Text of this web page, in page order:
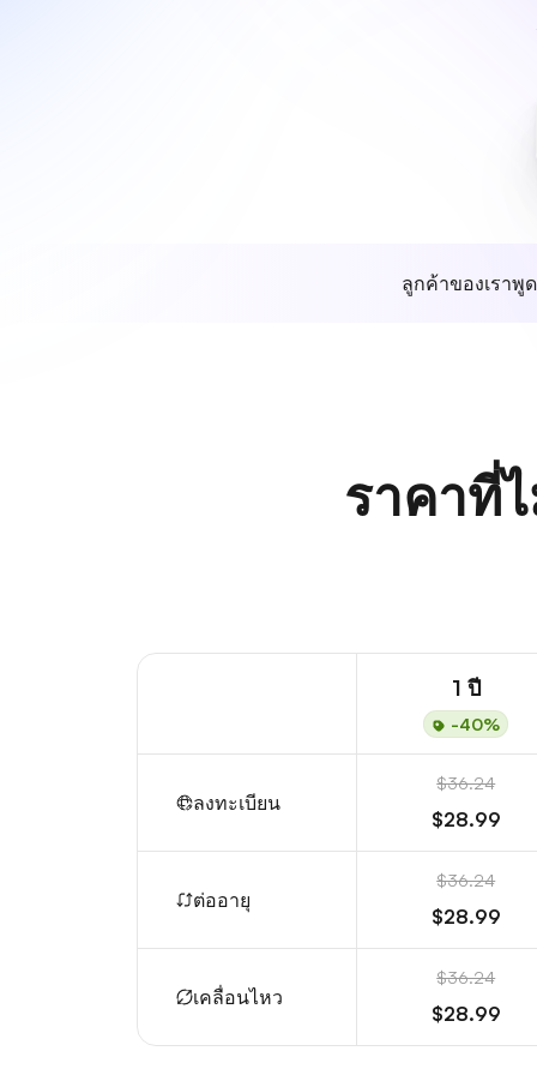
ลูกค้าของเราพู
ราคาที่
1 ปี
-40%
ลงทะเบียน
$36.24
$28.99
ต่ออายุ
$36.24
$28.99
เคลื่อนไหว
$36.24
$28.99